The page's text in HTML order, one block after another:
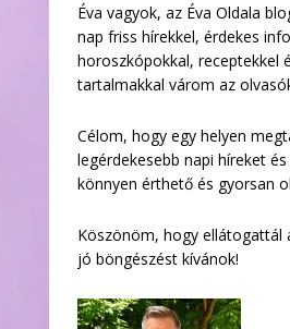
Éva vagyok, az Éva Oldala
nap friss hírekkel, érdekes
horoszkópokkal, receptekkel
tartalmakkal várom az
Célom, hogy egy helyen
legérdekesebb napi híreket
könnyen érthető és gyorsan
Köszönöm, hogy ellátogattál
jó böngészést kívánok!